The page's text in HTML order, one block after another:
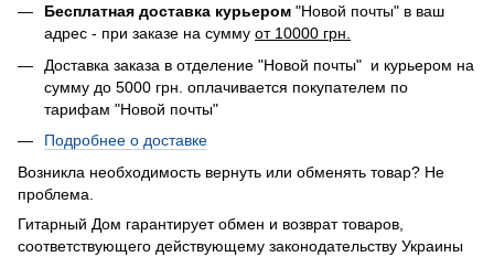
Бесплатная доставка курьером "Новой почты" в ваш
адрес - при заказе на сумму от 10000 грн.
Доставка заказа в отделение "Новой почты" и курьером на
сумму до 5000 грн. оплачивается покупателем по
тарифам "Новой почты"
Подробнее о доставке
Возникла необходимость вернуть или обменять товар? Не
проблема.
Гитарный Дом гарантирует обмен и возврат товаров,
соответствующего действующему законодательству Украины